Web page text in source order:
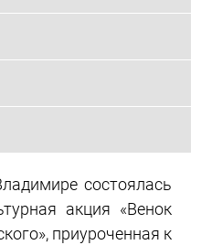
состоялась
акция «Венок
приуроченная к